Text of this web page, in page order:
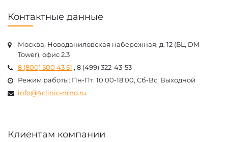
Контактные данные
Москва, Новоданиловская набережная, д. 12 (БЦ DM
Tower), офис 2.3
8 (800) 500 43 51 , 8 (499) 322-43-53
Режим работы: Пн-Пт: 10:00-18:00, Cб-Вс: Выходной
info@4clinic-nmo.ru
Клиентам компании